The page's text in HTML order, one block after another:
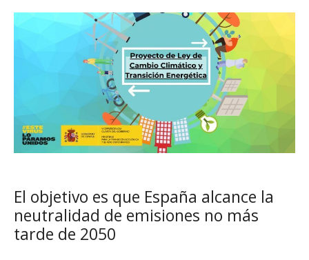
El objetivo es que España alcance la
neutralidad de emisiones no más
tarde de 2050